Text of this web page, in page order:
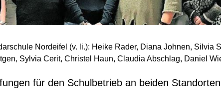
Nordeifel (v. li.): Heike Rader, Diana Johnen, Silvia
Sylvia Cerit, Christel Haun, Claudia Abschlag, Daniel
für den Schulbetrieb an beiden